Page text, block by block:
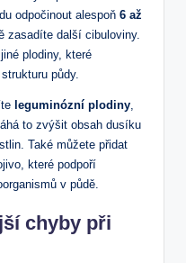
odpočinout alespoň 6 až
zasadíte další cibuloviny.
plodiny, které
půdy.
leguminózní plodiny
to zvýšit obsah dusíku
Také můžete přidat
které podpoří
v půdě.
chyby při